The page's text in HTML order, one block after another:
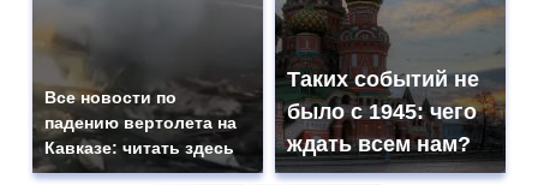
Все новости по
падению вертолета на
Кавказе: читать здесь
Таких событий не
было с 1945: чего
ждать всем нам?